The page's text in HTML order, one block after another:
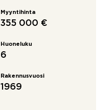
Myyntihinta
355 000 €
Huoneluku
6
Rakennusvuosi
1969